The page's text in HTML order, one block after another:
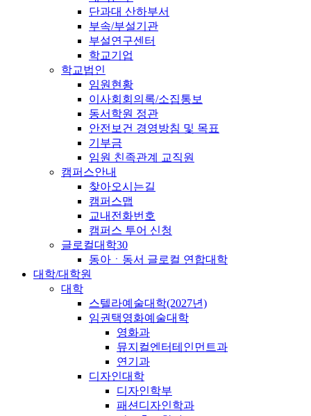
단과대 산하부서
부속/부설기관
부설연구센터
학교기업
학교법인
임원현황
이사회회의록/소집통보
동서학원 정관
안전보건 경영방침 및 목표
기부금
임원 친족관계 교직원
캠퍼스안내
찾아오시는길
캠퍼스맵
교내전화번호
캠퍼스 투어 신청
글로컬대학30
동아ㆍ동서 글로컬 연합대학
대학/대학원
대학
스텔라예술대학(2027년)
임권택영화예술대학
영화과
뮤지컬엔터테인먼트과
연기과
디자인대학
디자인학부
패션디자인학과